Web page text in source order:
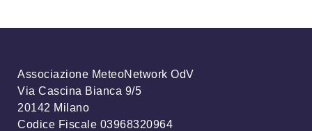
Associazione MeteoNetwork OdV
Via Cascina Bianca 9/5
20142 Milano
Codice Fiscale 03968320964